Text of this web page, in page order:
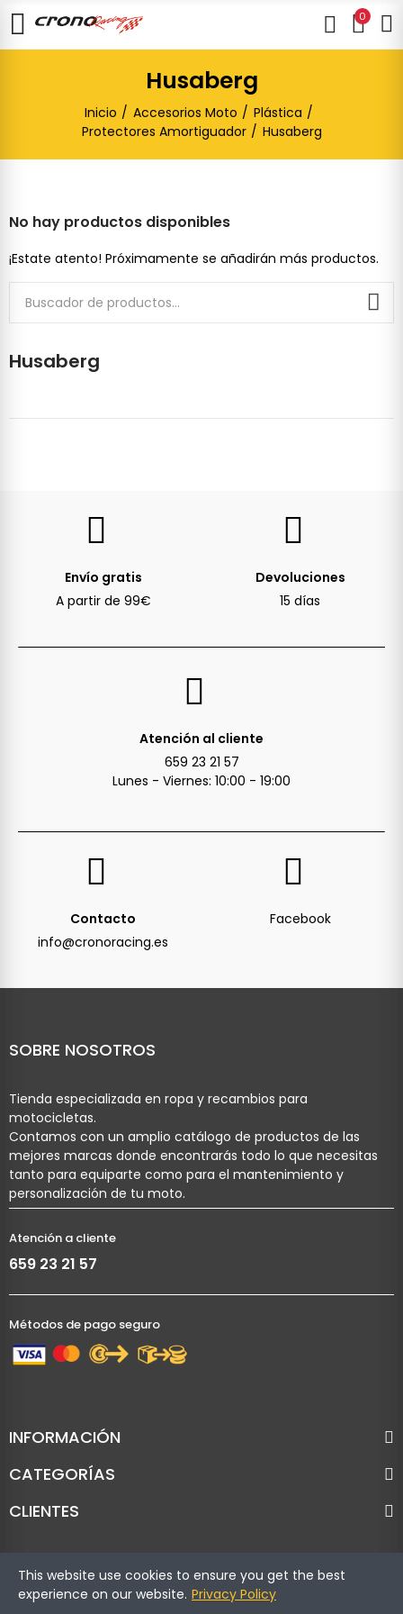
0
Husaberg
Inicio Accesorios Moto
Plástica
Protectores Amortiguador
Husaberg
No hay productos disponibles
¡Estate atento! Próximamente se añadirán más productos.
Husaberg
Envío gratis
A partir de 99€
Devoluciones
15 días
Atención al cliente
659 23 21 57
Lunes - Viernes: 10:00 - 19:00
Contacto
info@cronoracing.es
Facebook
SOBRE NOSOTROS
Tienda especializada en ropa y recambios para
motocicletas.
Contamos con un amplio catálogo de productos de las
mejores marcas donde encontrarás todo lo que necesitas
tanto para equiparte como para el mantenimiento y
personalización de tu moto.
Atención a cliente
659 23 21 57
Métodos de pago seguro
INFORMACIÓN
CATEGORÍAS
CLIENTES
Copyright © Cronoracing. Todos los derechos reservados.
This website use cookies to ensure you get the best
experience on our website. Privacy Policy